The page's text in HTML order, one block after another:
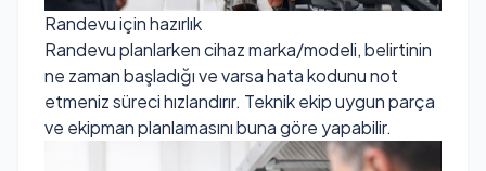
Randevu için hazırlık
Randevu planlarken cihaz marka/modeli, belirtinin
ne zaman başladığı ve varsa hata kodunu not
etmeniz süreci hızlandırır. Teknik ekip uygun parça
ve ekipman planlamasını buna göre yapabilir.